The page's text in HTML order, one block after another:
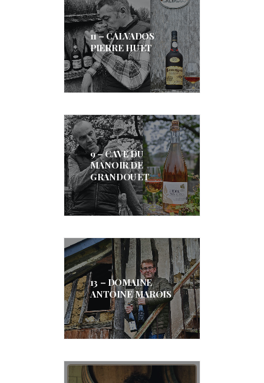
11 – CALVADOS
PIERRE HUET
9 – CAVE DU
MANOIR DE
GRANDOUET
13 – DOMAINE
ANTOINE MAROIS